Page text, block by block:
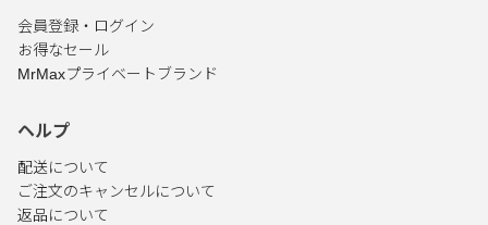
会員登録・ログイン
お得なセール
MrMaxプライベートブランド
ヘルプ
配送について
ご注文のキャンセルについて
返品について